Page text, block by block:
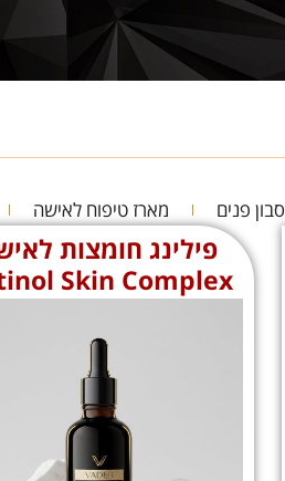
סבון פנים מארז טיפוח לאישה
פילינג חומצות
Skin Complex